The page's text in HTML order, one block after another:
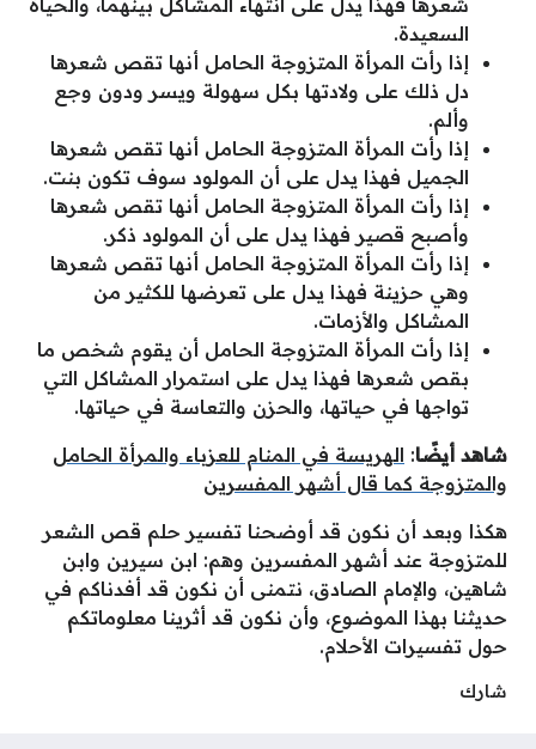
شعرها فهذا يدل على انتهاء المشاكل بينهما، والحياة
السعيدة.
إذا رأت المرأة المتزوجة الحامل أنها تقص شعرها
دل ذلك على ولادتها بكل سهولة ويسر ودون وجع
وألم.
إذا رأت المرأة المتزوجة الحامل أنها تقص شعرها
الجميل فهذا يدل على أن المولود سوف تكون بنت.
إذا رأت المرأة المتزوجة الحامل أنها تقص شعرها
وأصبح قصير فهذا يدل على أن المولود ذكر.
إذا رأت المرأة المتزوجة الحامل أنها تقص شعرها
وهي حزينة فهذا يدل على تعرضها للكثير من
المشاكل والأزمات.
إذا رأت المرأة المتزوجة الحامل أن يقوم شخص ما
بقص شعرها فهذا يدل على استمرار المشاكل التي
تواجها في حياتها، والحزن والتعاسة في حياتها.
شاهد أيضًا: الهريسة في المنام للعزباء والمرأة الحامل
والمتزوجة كما قال أشهر المفسرين
هكذا وبعد أن نكون قد أوضحنا تفسير حلم قص الشعر
للمتزوجة عند أشهر المفسرين وهم: ابن سيرين وابن
شاهين، والإمام الصادق، نتمنى أن نكون قد أفدناكم في
حديثنا بهذا الموضوع، وأن نكون قد أثرينا معلوماتكم
حول تفسيرات الأحلام.
شارك